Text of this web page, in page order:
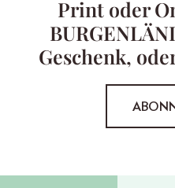
Print oder
Geschenk,